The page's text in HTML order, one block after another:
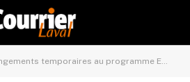
temporaires au programme Emploi d’été Canada